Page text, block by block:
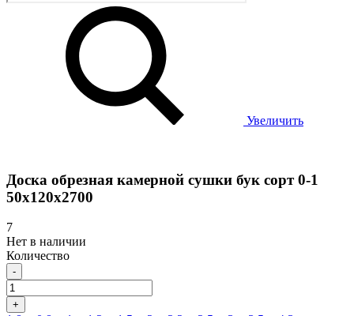
Увеличить
Доска обрезная камерной сушки бук сорт 0-1
50х120х2700
7
Нет в наличии
Количество
-
+